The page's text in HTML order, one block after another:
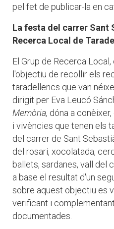
pel fet de publicar-la en
La festa del carrer Sant
Recerca Local de Taradell
El Grup de Recerca
l'objectiu de recollir els
taradellencs que van
dirigit per Eva Leucó
Memòria, dóna a
i vivències que tenen els
del carrer de Sant
del rosari, xocolatada,
ballets, sardanes, vall del
a base el resultat d'un
sobre aquest objectiu es
verificant i
documentades.